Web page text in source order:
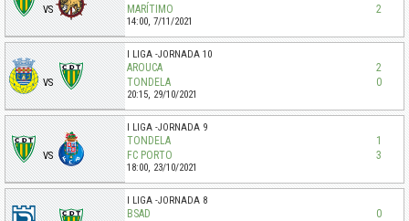
VS
MARÍTIMO
2
14:00, 7/11/2021
VS
I LIGA JORNADA 10
AROUCA
2
TONDELA
0
20:15, 29/10/2021
VS
I LIGA JORNADA 9
TONDELA
1
FC PORTO
3
18:00, 23/10/2021
I LIGA JORNADA 8
BSAD
0